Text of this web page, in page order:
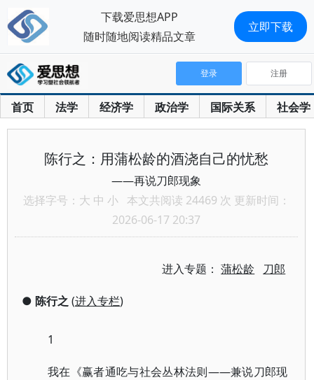
首页 法学 经济学 政治学 国际关系 社会学
登录 注册
陈行之：用蒲松龄的酒浇自己的忧愁
——再说刀郎现象
选择字号： 大 中 小 本文共阅读 24469 次 更新时间：
2026-06-17 20:37
进入专题：蒲松龄 刀郎
● 陈行之 (进入专栏)
1
我在《赢者通吃与社会丛林法则——兼说刀郎现
下载爱思想APP
随时随地阅读精品文章
立即下载